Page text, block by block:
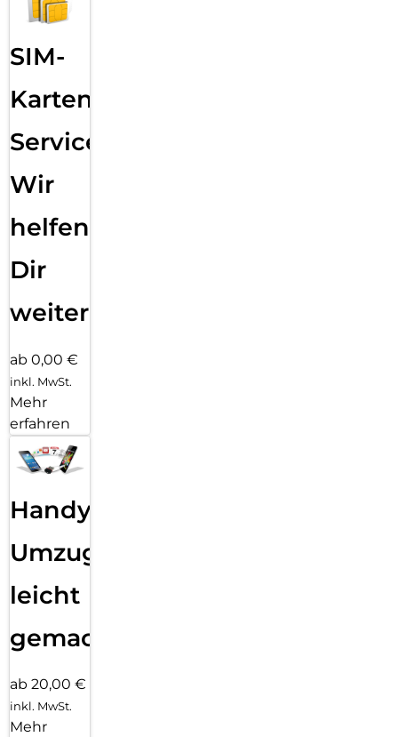
SIM-
Karten
Service:
Wir
helfen
Dir
weiter
ab 0,00 €
inkl. MwSt.
Mehr
erfahren
Handy
Umzug
leicht
gemacht!
ab 20,00 €
inkl. MwSt.
Mehr